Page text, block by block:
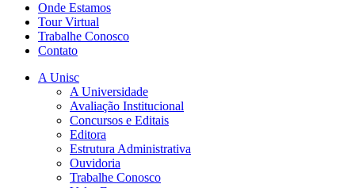
Onde Estamos
Tour Virtual
Trabalhe Conosco
Contato
A Unisc
A Universidade
Avaliação Institucional
Concursos e Editais
Editora
Estrutura Administrativa
Ouvidoria
Trabalhe Conosco